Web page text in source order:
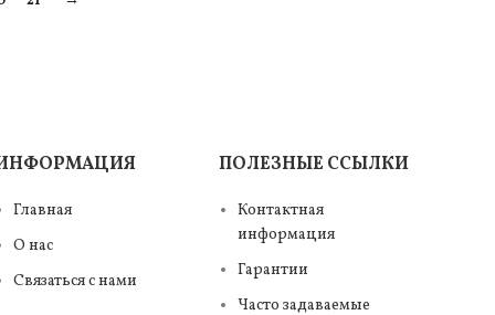
Главная
О нас
Связаться с нами
ПОЛЕЗНЫЕ ССЫЛКИ
Контактная
информация
Гарантии
Часто задаваемые